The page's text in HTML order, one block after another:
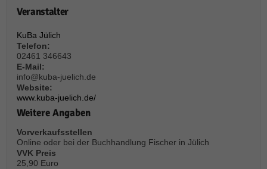
Veranstalter
KuBa Jülich
Telefon:
02461 346643
E-Mail:
info@kuba-juelich.de
Website:
www.kuba-juelich.de/
Weitere Angaben
Vorverkaufsstellen
Online oder bei der Buchhandlung Fischer in Jülich
VVK Preis
25,90 Euro